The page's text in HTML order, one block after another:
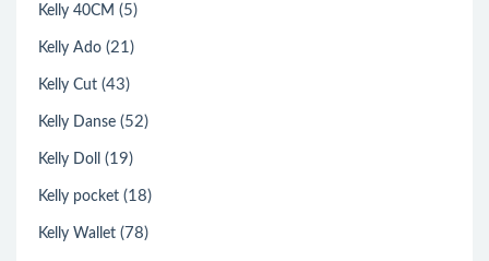
Kelly 40CM (5)
Kelly Ado (21)
Kelly Cut (43)
Kelly Danse (52)
Kelly Doll (19)
Kelly pocket (18)
Kelly Wallet (78)